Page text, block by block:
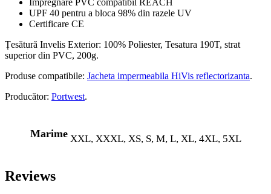
UPF 40 pentru a bloca 98% din razele UV
Certificare CE
Țesătură Invelis Exterior: 100% Poliester, Tesatura 190T, strat
superior din PVC, 200g.
Produse compatibile: Jacheta impermeabila HiVis reflectorizanta.
Producător: Portwest.
Marime XXL, XXXL, XS, S, M, L, XL, 4XL, 5XL
Reviews